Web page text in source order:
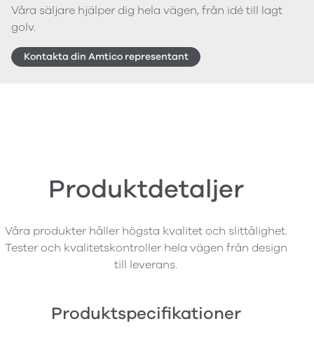
Våra säljare hjälper dig hela vägen, från idé till lagt
golv.
Kontakta din Amtico representant
Produktdetaljer
Våra produkter håller högsta kvalitet och slittålighet.
Tester och kvalitetskontroller hela vägen från design
till leverans.
Produktspecifikationer